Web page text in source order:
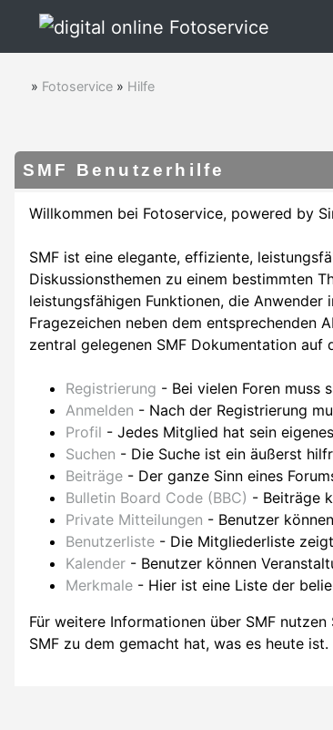
» Fotoservice » Hilfe
SMF Benutzerhilfe
Willkommen bei Fotoservice, powered by
SMF ist eine elegante, effiziente,
Diskussionsthemen zu einem bestimmten
leistungsfähigen Funktionen, die
Fragezeichen neben dem entsprechenden
zentral gelegenen SMF Dokumentation auf
Registrierung - Bei vielen Foren muss
Anmelden - Nach der Registrierung
Profil - Jedes Mitglied hat sein
Suchen - Die Suche ist ein äußerst
Beiträge - Der ganze Sinn eines
Bulletin Board Code (BBC) - Beiträge
Private Mitteilungen - Benutzer
Benutzerliste - Die Mitgliederliste
Kalender - Benutzer können
Merkmale - Hier ist eine Liste der
Für weitere Informationen über SMF
SMF zu dem gemacht hat, was es heute ist.